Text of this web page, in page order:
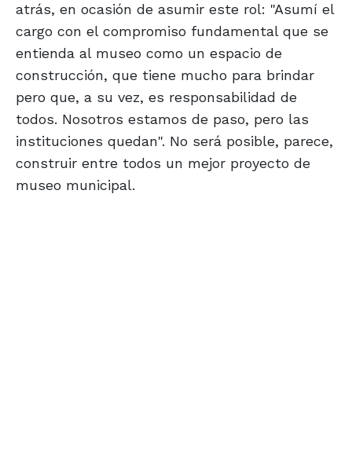
atrás, en ocasión de asumir este rol: "Asumí el
cargo con el compromiso fundamental que se
entienda al museo como un espacio de
construcción, que tiene mucho para brindar
pero que, a su vez, es responsabilidad de
todos. Nosotros estamos de paso, pero las
instituciones quedan". No será posible, parece,
construir entre todos un mejor proyecto de
museo municipal.